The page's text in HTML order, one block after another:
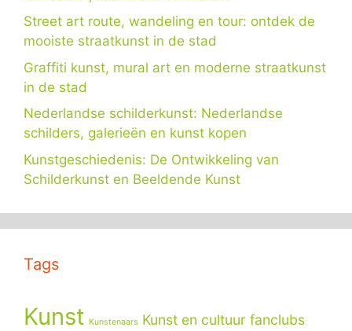
Street art route, wandeling en tour: ontdek de
mooiste straatkunst in de stad
Graffiti kunst, mural art en moderne straatkunst
in de stad
Nederlandse schilderkunst: Nederlandse
schilders, galerieën en kunst kopen
Kunstgeschiedenis: De Ontwikkeling van
Schilderkunst en Beeldende Kunst
Tags
Kunst Kunstenaars Kunst en cultuur fanclubs